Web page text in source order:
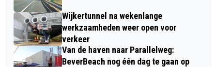
Wijkertunnel na wekenlange
werkzaamheden weer open voor
verkeer
Van de haven naar Parallelweg:
BeverBeach nog één dag te gaan op